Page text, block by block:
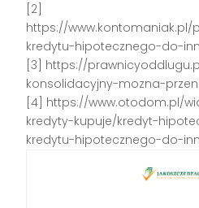
[2]
https://www.kontomaniak.pl/
kredytu-hipotecznego-do-
[3] https://
konsolidacyjny-mozna-
[4] https://www.otodom.pl/
kredyty-kupuje/kredyt-
kredytu-hipotecznego-do-